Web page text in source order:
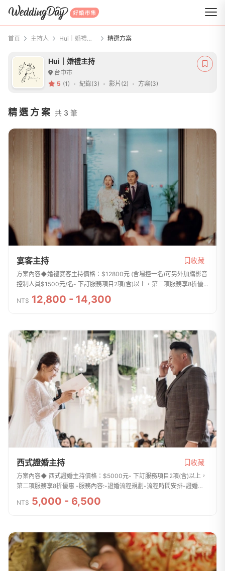
WeddingDay 好婚市集
首頁 主持人 Hui｜婚禮主持 精選方案
Hui｜婚禮主持
台中市
5 (1) 紀錄(3) 影片(2) 方案(3)
精選方案 共 3 筆
宴客主持 收藏
方案內容◆婚禮宴客主持價格：$12800元 (含場控一名)可另外加購影音
控制人員$1500元/名- 下訂服務項目2項(含)以上，第二項服務享8折優
惠 -服務內容:-宴客流程規劃-流程時間安排-宴客流程主持-專屬故事引
言-音樂編排建...
NT$ 12,800 - 14,300
西式證婚主持 收藏
方案內容◆ 西式證婚主持價格：$5000元- 下訂服務項目2項(含)以上，
第二項服務享8折優惠 -服務內容:-證婚流程規劃-流程時間安排-證婚流
程主持-專屬故事引言
NT$ 5,000 - 6,500